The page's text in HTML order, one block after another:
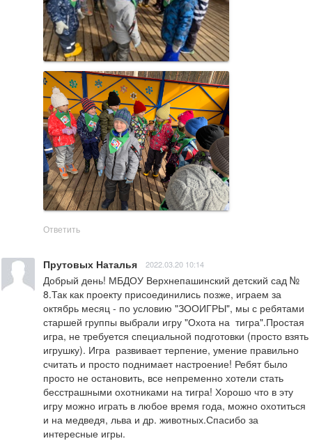
Ответить
Прутовых Наталья 2022.03.20 10:14
Добрый день! МБДОУ Верхнепашинский детский сад №
8.Так как проекту присоединились позже, играем за
октябрь месяц - по условию "ЗООИГРЫ", мы с ребятами
старшей группы выбрали игру "Охота на  тигра".Простая
игра, не требуется специальной подготовки (просто взять
игрушку). Игра  развивает терпение, умение правильно
считать и просто поднимает настроение! Ребят было
просто не остановить, все непременно хотели стать
бесстрашными охотниками на тигра! Хорошо что в эту
игру можно играть в любое время года, можно охотиться
и на медведя, льва и др. животных.Спасибо за
интересные игры.